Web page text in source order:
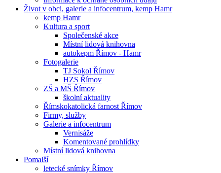
Život v obci, galerie a infocentrum, kemp Hamr
kemp Hamr
Kultura a sport
Společenské akce
Místní lidová knihovna
autokepm Římov - Hamr
Fotogalerie
TJ Sokol Římov
HZS Římov
ZŠ a MŠ Římov
školní aktuality
Římskokatolická farnost Římov
Firmy, služby
Galerie a infocentrum
Vernisáže
Komentované prohlídky
Místní lidová knihovna
Pomalší
letecké snímky Římov